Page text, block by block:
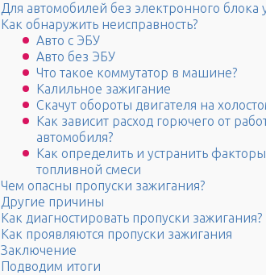
Для автомобилей без электронного блока
Как обнаружить неисправность?
Авто с ЭБУ
Авто без ЭБУ
Что такое коммутатор в машине?
Калильное зажигание
Скачут обороты двигателя на
Как зависит расход горючего от
автомобиля?
Как определить и устранить
топливной смеси
Чем опасны пропуски зажигания?
Другие причины
Как диагностировать пропуски зажигания?
Как проявляются пропуски зажигания
Заключение
Подводим итоги